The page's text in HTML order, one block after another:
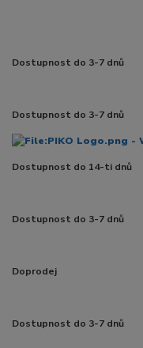
Dostupnost do 3-7 dnů
Dostupnost do 3-7 dnů
Dostupnost do 14-ti dnů
Dostupnost do 3-7 dnů
Doprodej
Dostupnost do 3-7 dnů